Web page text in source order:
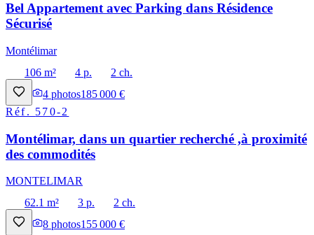
Bel Appartement avec Parking dans Résidence
Sécurisé
Montélimar
106 m²
4 p.
2 ch.
4 photos185 000 €
Réf. 570-2
Montélimar, dans un quartier recherché ,à proximité
des commodités
MONTELIMAR
62.1 m²
3 p.
2 ch.
8 photos155 000 €